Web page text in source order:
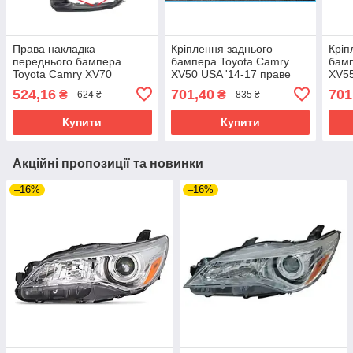
Права накладка
переднього бампера
Toyota Camry XV70
SE/XSE 2017- (Тайвань)
FP 7063 922
524,16 ₴ 624 ₴
Купити
Кріплення заднього
бампера Toyota Camry
XV50 USA '14-17 праве
701,40₴ 835 ₴
Купити
Акційні пропозиції та новинки
–16% –16%